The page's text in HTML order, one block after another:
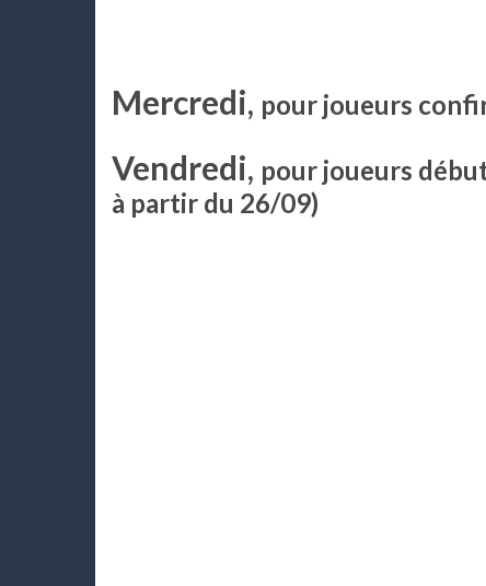
Mercredi, pour joueurs
Vendredi, pour joueurs
à partir du 26/09)